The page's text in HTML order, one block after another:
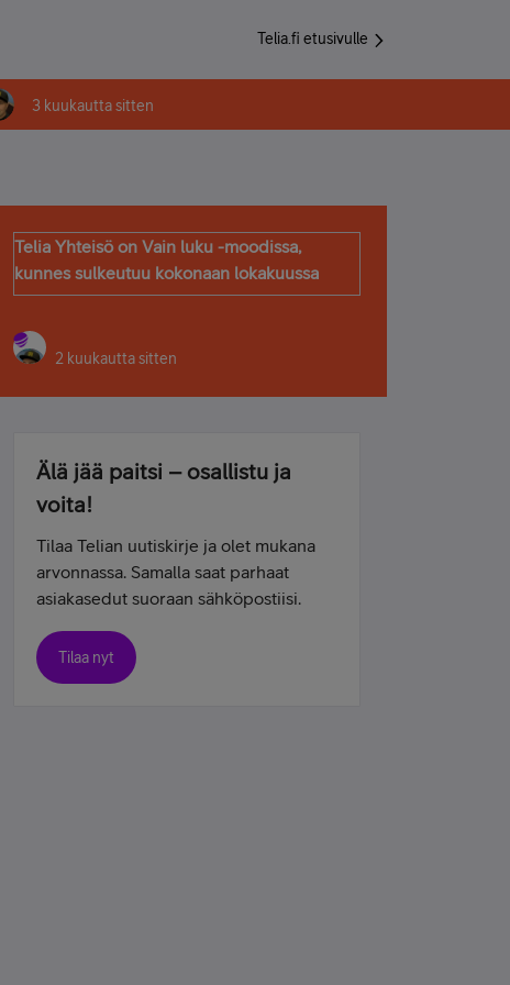
Telia.fi etusivulle
3 kuukautta sitten
Telia Yhteisö on Vain luku -moodissa,
kunnes sulkeutuu kokonaan lokakuussa
2 kuukautta sitten
Älä jää paitsi – osallistu ja
voita!
Tilaa Telian uutiskirje ja olet mukana
arvonnassa. Samalla saat parhaat
asiakasedut suoraan sähköpostiisi.
Tilaa nyt